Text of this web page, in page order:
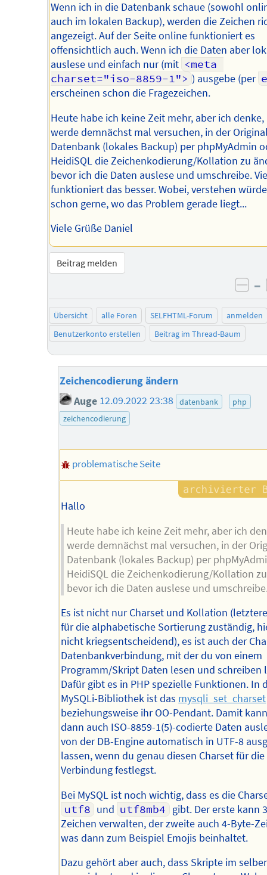
Wenn ich in die Datenbank schaue (sowohl
auch im lokalen Backup), werden die Zeichen
angezeigt. Auf der Seite online funktioniert es
offensichtlich auch. Wenn ich die Daten aber
auslese und einfach nur (mit <meta
charset="iso-8859-1"> ) ausgebe (per
erscheinen schon die Fragezeichen.
Heute habe ich keine Zeit mehr, aber ich denke,
werde demnächst mal versuchen, in der
Datenbank (lokales Backup) per phpMyAdmin
HeidiSQL die Zeichenkodierung/Kollation zu
bevor ich die Daten auslese und umschreibe.
funktioniert das besser. Wobei, verstehen
schon gerne, wo das Problem gerade liegt...
Viele Grüße Daniel
Beitrag melden
–
Übersicht alle Foren SELFHTML-Forum
anmelden
Benutzerkonto erstellen
Beitrag im Thread-Baum
Zeichencodierung ändern
Auge 12.09.2022 23:38 datenbank
php
zeichencodierung
problematische Seite
Hallo
Heute habe ich keine Zeit mehr, aber ich
werde demnächst mal versuchen, in der
Datenbank (lokales Backup) per
HeidiSQL die Zeichenkodierung/Kollation
bevor ich die Daten auslese und
Es ist nicht nur Charset und Kollation
für die alphabetische Sortierung zuständig,
nicht kriegsentscheidend), es ist auch der
Datenbankverbindung, mit der du von einem
Programm/Skript Daten lesen und schreiben
Dafür gibt es in PHP spezielle Funktionen. In
MySQLi-Bibliothek ist das mysqli_set_charset
beziehungsweise ihr OO-Pendant. Damit
dann auch ISO-8859-1(5)-codierte Daten
von der DB-Engine automatisch in UTF-8
lassen, wenn du genau diesen Charset für die
Verbindung festlegst.
Bei MySQL ist noch wichtig, dass es die
utf8 und utf8mb4 gibt. Der erste kann
Zeichen verwalten, der zweite auch 4-Byte-
was dann zum Beispiel Emojis beinhaltet.
Dazu gehört aber auch, dass Skripte im